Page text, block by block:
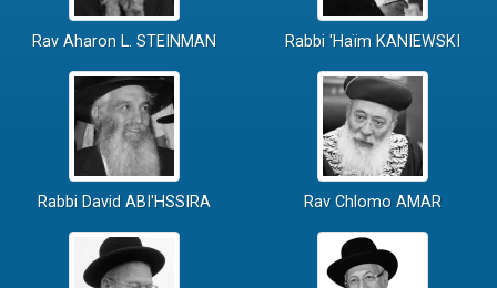
Rav Aharon L. STEINMAN Rabbi 'Haïm KANIEWSKI
Rabbi David ABI'HSSIRA Rav Chlomo AMAR